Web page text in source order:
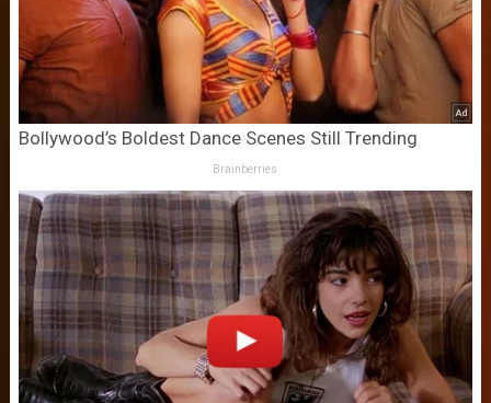
Bollywood’s Boldest Dance Scenes Still Trending
Brainberries